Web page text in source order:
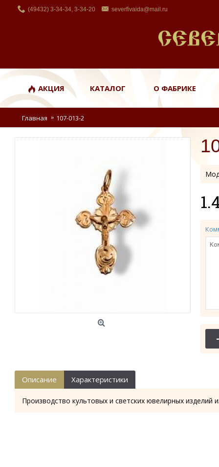
(49432) 3-34-34, 3-34-20 severfivaida@mail.ru
АКЦИЯ КАТАЛОГ О ФАБРИКЕ
Главная 107-013-2
-
Описание Характеристики
Производство культовых и светских ювелирных изделий